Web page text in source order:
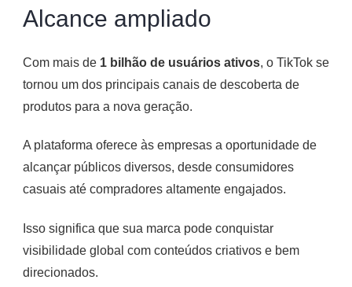
Alcance ampliado
Com mais de 1 bilhão de usuários ativos, o TikTok se
tornou um dos principais canais de descoberta de
produtos para a nova geração.
A plataforma oferece às empresas a oportunidade de
alcançar públicos diversos, desde consumidores
casuais até compradores altamente engajados.
Isso significa que sua marca pode conquistar
visibilidade global com conteúdos criativos e bem
direcionados.